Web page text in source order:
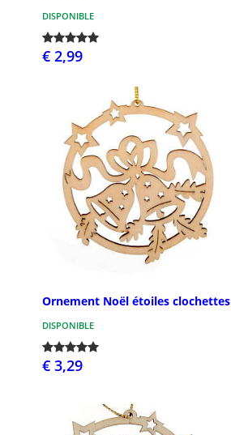
DISPONIBLE
€ 2,99
Ornement Noël étoiles clochettes
DISPONIBLE
€ 3,29